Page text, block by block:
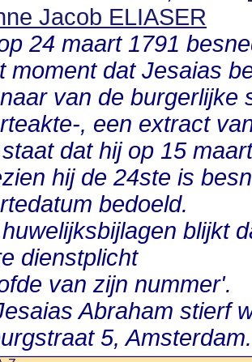
Jacob ELIASER
24 maart 1791
moment dat Jesaias
van de burgerlijke
, een extract
dat hij op 15
hij de 24ste is
bedoeld.
blijkt
dienstplicht
van zijn nummer'.
Abraham stierf
5, Amsterdam.